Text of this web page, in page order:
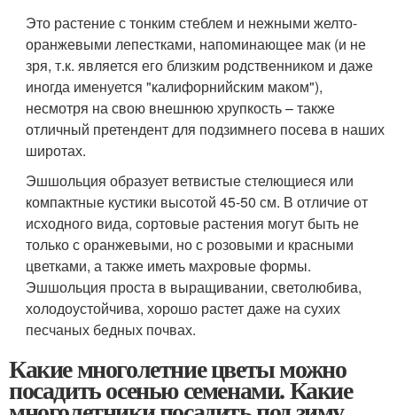
Это растение с тонким стеблем и нежными желто-
оранжевыми лепестками, напоминающее мак (и не
зря, т.к. является его близким родственником и даже
иногда именуется "калифорнийским маком"),
несмотря на свою внешнюю хрупкость – также
отличный претендент для подзимнего посева в наших
широтах.
Эшшольция образует ветвистые стелющиеся или
компактные кустики высотой 45-50 см. В отличие от
исходного вида, сортовые растения могут быть не
только с оранжевыми, но с розовыми и красными
цветками, а также иметь махровые формы.
Эшшольция проста в выращивании, светолюбива,
холодоустойчива, хорошо растет даже на сухих
песчаных бедных почвах.
Какие многолетние цветы можно
посадить осенью семенами. Какие